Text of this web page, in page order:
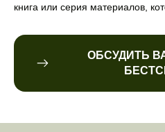
книга или серия материалов,
ОБСУДИТЬ